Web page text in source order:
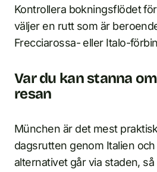
Kontrollera bokningsflödet
väljer en rutt som är
Frecciarossa- eller Italo-
Var du kan stanna
resan
München är det mest
dagsrutten genom Italien
alternativet går via staden,